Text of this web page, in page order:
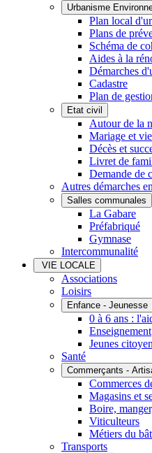
Urbanisme
Plan local
Plans de
Schéma de
Aides à la
Démarches
Cadastre
Plan de
Etat civil
Autour de la
Mariage et
Décès et
Livret de
Demande de
Autres démarches
Salles communales
La Gabare
Préfabriqué
Gymnase
Intercommunalité
VIE LOCALE
Associations
Loisirs
Enfance - Jeunesse
0 à 6 ans :
Enseignement
Jeunes
Santé
Commerçants -
Commerces
Magasins et
Boire,
Viticulteurs
Métiers du
Transports